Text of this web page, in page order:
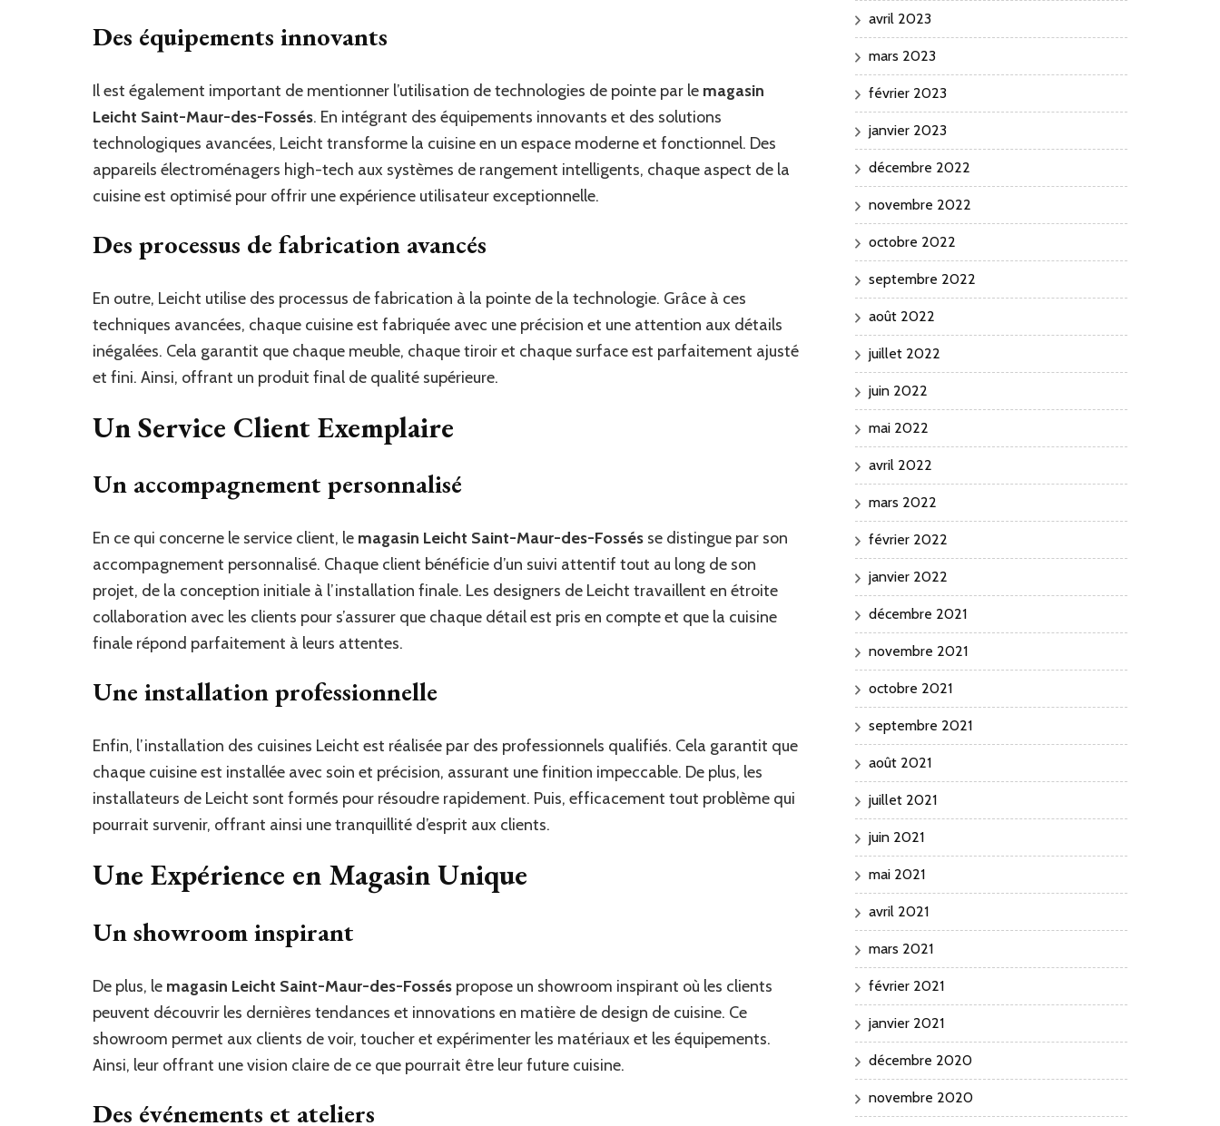
Des équipements innovants
Il est également important de mentionner l’utilisation de technologies de pointe par le magasin
Leicht Saint-Maur-des-Fossés. En intégrant des équipements innovants et des solutions
technologiques avancées, Leicht transforme la cuisine en un espace moderne et fonctionnel. Des
appareils électroménagers high-tech aux systèmes de rangement intelligents, chaque aspect de la
cuisine est optimisé pour offrir une expérience utilisateur exceptionnelle.
Des processus de fabrication avancés
En outre, Leicht utilise des processus de fabrication à la pointe de la technologie. Grâce à ces
techniques avancées, chaque cuisine est fabriquée avec une précision et une attention aux détails
inégalées. Cela garantit que chaque meuble, chaque tiroir et chaque surface est parfaitement ajusté
et fini. Ainsi, offrant un produit final de qualité supérieure.
Un Service Client Exemplaire
Un accompagnement personnalisé
En ce qui concerne le service client, le magasin Leicht Saint-Maur-des-Fossés se distingue par son
accompagnement personnalisé. Chaque client bénéficie d’un suivi attentif tout au long de son
projet, de la conception initiale à l’installation finale. Les designers de Leicht travaillent en étroite
collaboration avec les clients pour s’assurer que chaque détail est pris en compte et que la cuisine
finale répond parfaitement à leurs attentes.
Une installation professionnelle
Enfin, l’installation des cuisines Leicht est réalisée par des professionnels qualifiés. Cela garantit que
chaque cuisine est installée avec soin et précision, assurant une finition impeccable. De plus, les
installateurs de Leicht sont formés pour résoudre rapidement. Puis, efficacement tout problème qui
pourrait survenir, offrant ainsi une tranquillité d’esprit aux clients.
Une Expérience en Magasin Unique
Un showroom inspirant
De plus, le magasin Leicht Saint-Maur-des-Fossés propose un showroom inspirant où les clients
peuvent découvrir les dernières tendances et innovations en matière de design de cuisine. Ce
showroom permet aux clients de voir, toucher et expérimenter les matériaux et les équipements.
Ainsi, leur offrant une vision claire de ce que pourrait être leur future cuisine.
Des événements et ateliers
avril 2023
mars 2023
février 2023
janvier 2023
décembre 2022
novembre 2022
octobre 2022
septembre 2022
août 2022
juillet 2022
juin 2022
mai 2022
avril 2022
mars 2022
février 2022
janvier 2022
décembre 2021
novembre 2021
octobre 2021
septembre 2021
août 2021
juillet 2021
juin 2021
mai 2021
avril 2021
mars 2021
février 2021
janvier 2021
décembre 2020
novembre 2020